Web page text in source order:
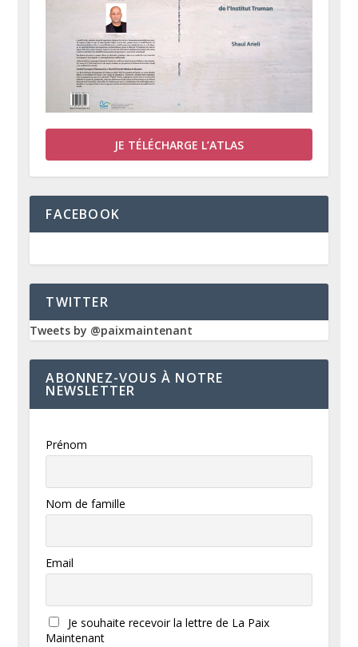
JE TÉLÉCHARGE L’ATLAS
FACEBOOK
TWITTER
Tweets by @paixmaintenant
ABONNEZ-VOUS À NOTRE
NEWSLETTER
Prénom
Nom de famille
Email
Je souhaite recevoir la lettre de La Paix
Maintenant